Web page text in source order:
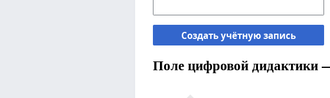
Создать учётную запись
Поле цифровой дидактики